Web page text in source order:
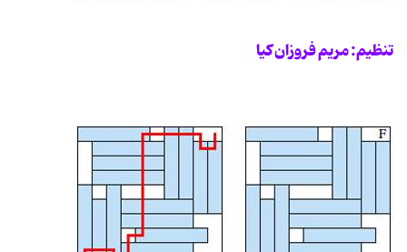
تنظیم: مریم فروزان کیا